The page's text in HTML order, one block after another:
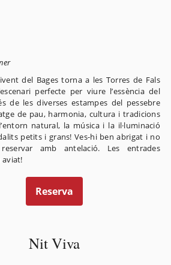
del Bages torna a les Torres de Fals
perfecte per viure l’essència del
de les diverses estampes del pessebre
de pau, harmonia, cultura i tradicions
natural, la música i la il·luminació
petits i grans! Ves-hi ben abrigat i no
amb antelació. Les entrades
aviat!
Reserva
Nit Viva